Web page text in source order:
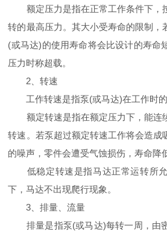
额定压力是指在正常工作条件下，
转的最高压力。其大小受寿命的限制，
(或马达)的使用寿命将会比设计的寿命
压力时称超载。
2、转速
工作转速是指泵(或马达)在工作时的
额定转速是指在额定压力下，能连
转速。若泵超过额定转速工作将会造成
的噪声，零件会遭受气蚀损伤，寿命降
低稳定转速是指马达正常运转所允
下，马达不出现爬行现象。
3、排量、流量
排量是指泵(或马达)每转一周，由